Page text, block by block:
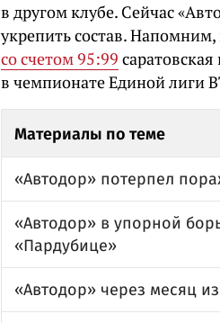
в другом клубе. Сейчас
укрепить состав.
со счетом 95:99
в чемпионате Единой лиги
Материалы по теме
«Автодор» потерпел
«Автодор» в упорной
«Пардубице»
«Автодор» через месяц